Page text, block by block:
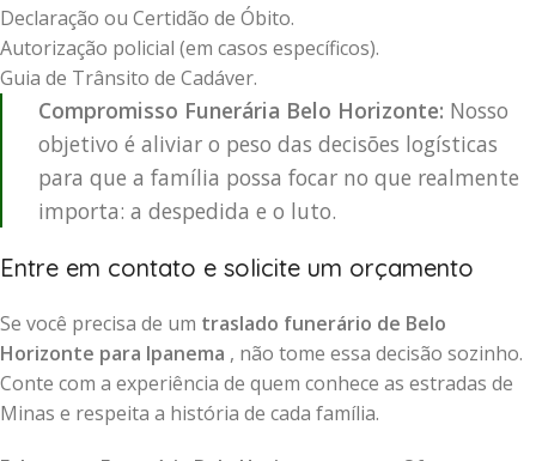
Declaração ou Certidão de Óbito.
Autorização policial (em casos específicos).
Guia de Trânsito de Cadáver.
Compromisso Funerária Belo Horizonte: Nosso
objetivo é aliviar o peso das decisões logísticas
para que a família possa focar no que realmente
importa: a despedida e o luto.
Entre em contato e solicite um orçamento
Se você precisa de um traslado funerário de Belo
Horizonte para Ipanema , não tome essa decisão sozinho.
Conte com a experiência de quem conhece as estradas de
Minas e respeita a história de cada família.